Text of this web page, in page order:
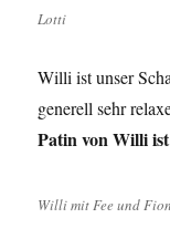
Lotti
Willi ist unser
generell sehr
Patin von Willi
Willi mit Fee und